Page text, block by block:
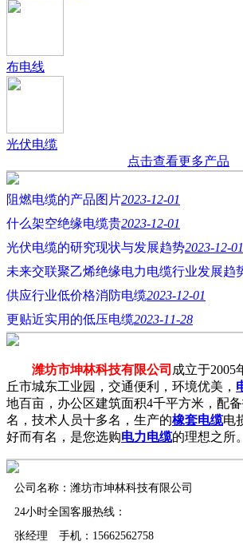
布电线
光伏电缆
点击查看更多产品
阻燃电缆的产品图片2023-12-01
什么架空绝缘电缆贵2023-12-01
光伏电缆的研究现状与发展趋势2023-12-01
未来交联聚乙烯绝缘电力电缆行业发展趋
供应行业低价格消防电缆2023-12-01
更贴近实用的低压电缆2023-11-28
潍坊市坤林科技有限公司 成立于2005
丘市城东工业园，交通便利，环境优美，
地百亩，办公区建筑面积4千平方米，配
名，技术人员十多名，生产的橡套电缆电
好而有名，是您选购电力电缆的理想之所。
公司名称：潍坊市坤林科技有限公司
24小时全国客服热线：
张经理 手机：15662562758